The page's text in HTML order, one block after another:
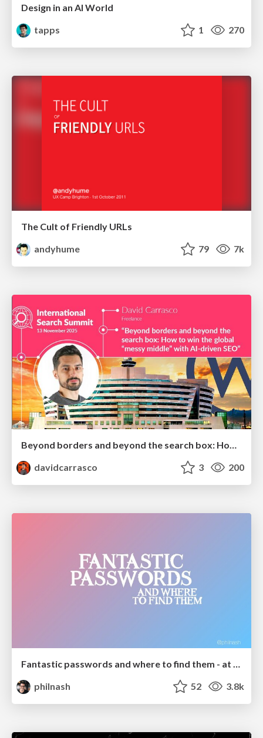
Design in an AI World
tapps
1 270
The Cult of Friendly URLs
andyhume
79 7k
Beyond borders and beyond the search box: How to win the global "messy middle" with AI-driven SEO
davidcarrasco
3 200
philnash
52 3.8k